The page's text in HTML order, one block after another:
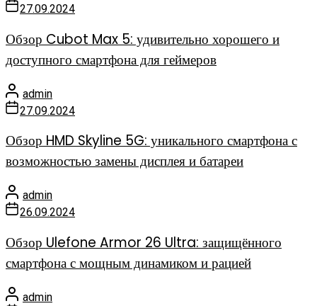
27.09.2024
Обзор Cubot Max 5: удивительно хорошего и
доступного смартфона для геймеров
admin
27.09.2024
Обзор HMD Skyline 5G: уникального смартфона с
возможностью замены дисплея и батареи
admin
26.09.2024
Обзор Ulefone Armor 26 Ultra: защищённого
смартфона с мощным динамиком и рацией
admin